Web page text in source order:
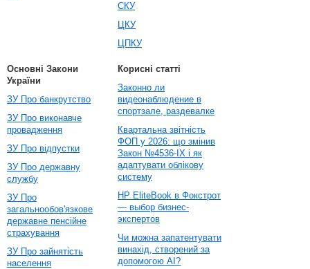
СКУ
ЦКУ
ЦПКУ
Основні Закони
України
ЗУ Про банкрутство
ЗУ Про виконавче
провадження
ЗУ Про відпустки
ЗУ Про державну
службу
ЗУ Про
загальнообов'язкове
державне пенсійне
страхування
ЗУ Про зайнятість
населення
Корисні статті
Законно ли
видеонаблюдение в
спортзале, раздевалке
Квартальна звітність
ФОП у 2026: що змінив
Закон №4536-IX і як
адаптувати облікову
систему
HP EliteBook в Фокстрот
— выбор бизнес-
экспертов
Чи можна запатентувати
винахід, створений за
допомогою AI?